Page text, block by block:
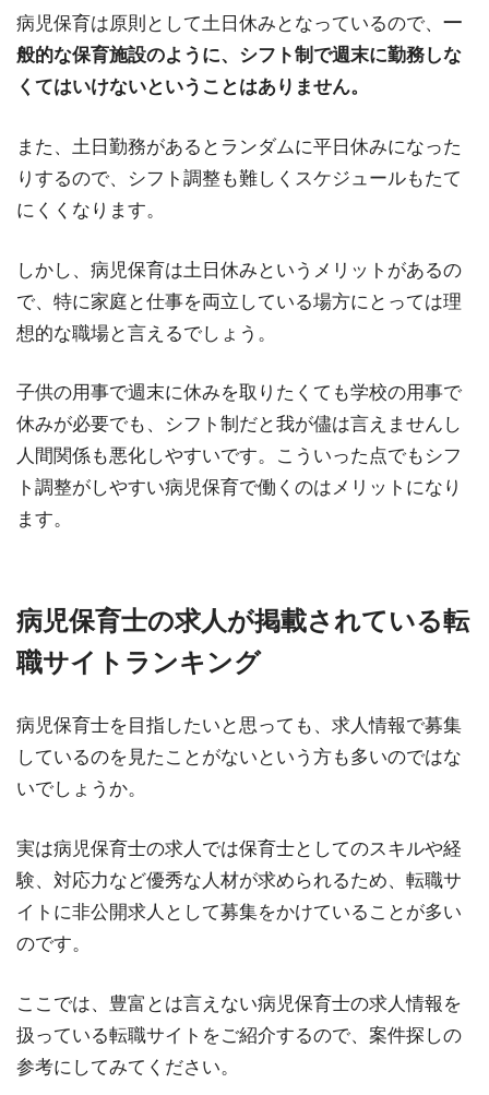
病児保育は原則として土日休みとなっているので、 一
般的な保育施設のように、シフト制で週末に勤務しな
くてはいけないということはありません。
また、土日勤務があるとランダムに平日休みになった
りするので、シフト調整も難しくスケジュールもたて
にくくなります。
しかし、病児保育は土日休みというメリットがあるの
で、特に家庭と仕事を両立している場方にとっては理
想的な職場と言えるでしょう。
子供の用事で週末に休みを取りたくても学校の用事で
休みが必要でも、シフト制だと我が儘は言えませんし
人間関係も悪化しやすいです。こういった点でもシフ
ト調整がしやすい病児保育で働くのはメリットになり
ます。
病児保育士の求人が掲載されている転
職サイトランキング
病児保育士を目指したいと思っても、求人情報で募集
しているのを見たことがないという方も多いのではな
いでしょうか。
実は病児保育士の求人では保育士としてのスキルや経
験、対応力など優秀な人材が求められるため、転職サ
イトに非公開求人として募集をかけていることが多い
のです。
ここでは、豊富とは言えない病児保育士の求人情報を
扱っている転職サイトをご紹介するので、案件探しの
参考にしてみてください。